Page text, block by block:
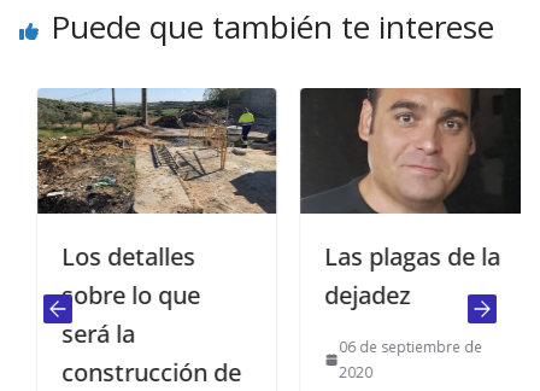
Puede que también te interese
Los detalles
sobre lo que
será la
construcción de
Las plagas de la
dejadez
06 de septiembre de
2020